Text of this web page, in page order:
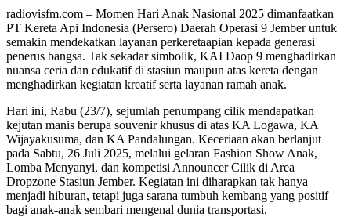
radiovisfm.com – Momen Hari Anak Nasional 2025 dimanfaatkan
PT Kereta Api Indonesia (Persero) Daerah Operasi 9 Jember untuk
semakin mendekatkan layanan perkeretaapian kepada generasi
penerus bangsa. Tak sekadar simbolik, KAI Daop 9 menghadirkan
nuansa ceria dan edukatif di stasiun maupun atas kereta dengan
menghadirkan kegiatan kreatif serta layanan ramah anak.
Hari ini, Rabu (23/7), sejumlah penumpang cilik mendapatkan
kejutan manis berupa souvenir khusus di atas KA Logawa, KA
Wijayakusuma, dan KA Pandalungan. Keceriaan akan berlanjut
pada Sabtu, 26 Juli 2025, melalui gelaran Fashion Show Anak,
Lomba Menyanyi, dan kompetisi Announcer Cilik di Area
Dropzone Stasiun Jember. Kegiatan ini diharapkan tak hanya
menjadi hiburan, tetapi juga sarana tumbuh kembang yang positif
bagi anak-anak sembari mengenal dunia transportasi.